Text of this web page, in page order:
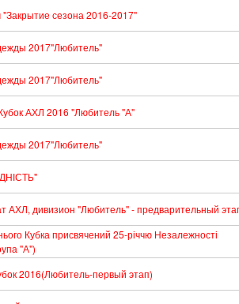
"Закрытие сезона 2016-2017"
2017"Любитель"
2017"Любитель"
АХЛ 2016 "Любитель "А"
2017"Любитель"
АХЛ, дивизион "Любитель" - предварительный
Кубка присвячений 25-річчю Незалежності
"А")
2016(Любитель-первый этап)